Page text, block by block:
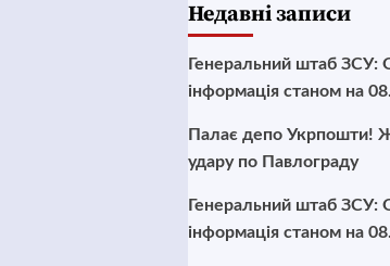
Недавні записи
Генеральний штаб ЗСУ:
інформація станом на
Палає депо Укрпошти!
удару по Павлограду
Генеральний штаб ЗСУ:
інформація станом на